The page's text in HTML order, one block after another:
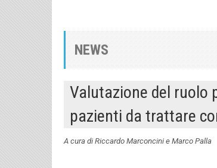
NEWS
Valutazione del ruolo
pazienti da trattare
A cura di Riccardo Marconcini e Marco Palla